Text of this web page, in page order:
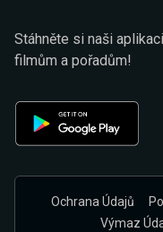
Stáhněte si naši
filmům a pořadům!
Ochrana Údajů
Výmaz